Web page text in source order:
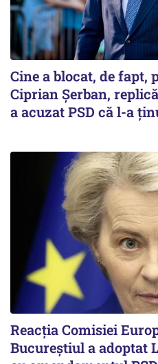
Cine a blocat, de fapt,
Ciprian Șerban,
a acuzat PSD că l-a
Reacția Comisiei
Bucureștiul a adoptat